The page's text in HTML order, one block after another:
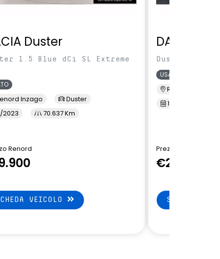
Duster
1.5 Blue dCi SL Extreme
Inzago
Duster
2023
70.637 Km
Renord
VEICOLO
DACIA
Duster 1.6
USATO
Renord Voghera
10/2024
Prezzo Renord
€22.900
SCHEDA